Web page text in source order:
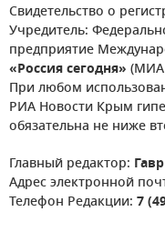
Свидетельство о
Учредитель:
предприятие
«Россия сегодня» (МИА
При любом
РИА Новости Крым
обязательна не ниже
Главный редактор:
Адрес электронной
Телефон Редакции: 7